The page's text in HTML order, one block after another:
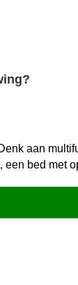
aan
bed met